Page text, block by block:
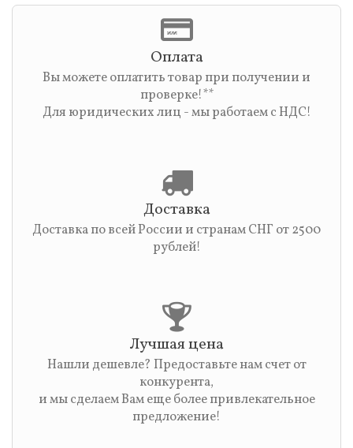
Оплата
Вы можете оплатить товар при получении и
проверке!**
Для юридических лиц - мы работаем с НДС!
Доставка
Доставка по всей России и странам СНГ от 2500
рублей!
Лучшая цена
Нашли дешевле? Предоставьте нам счет от
конкурента,
и мы сделаем Вам еще более привлекательное
предложение!